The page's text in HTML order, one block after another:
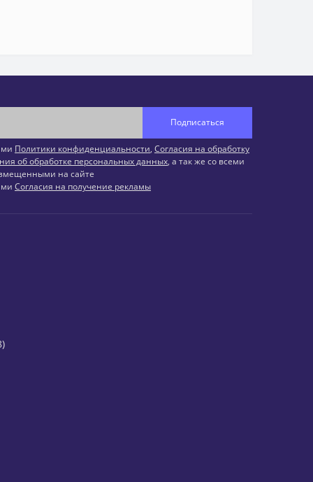
Подписаться
Политики конфиденциальности, Согласия на обработку
об обработке персональных данных, а так же со всеми
на сайте
Согласия на получение рекламы